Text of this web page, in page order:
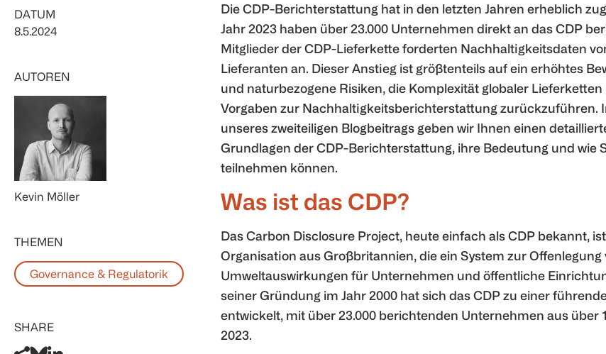
DATUM
8.5.2024
AUTOREN
Kevin Möller
THEMEN
Governance & Regulatorik
SHARE
Die CDP-Berichterstattung hat in den letzten Jahren erheblich
Jahr 2023 haben über 23.000 Unternehmen direkt an das CDP
Mitglieder der CDP-Lieferkette forderten Nachhaltigkeitsdaten
Lieferanten an. Dieser Anstieg ist größtenteils auf ein erhöhtes
und naturbezogene Risiken, die Komplexität globaler
Vorgaben zur Nachhaltigkeitsberichterstattung zurückzuführen.
unseres zweiteiligen Blogbeitrags geben wir Ihnen einen
Grundlagen der CDP-Berichterstattung, ihre Bedeutung und wie
teilnehmen können.
Was ist das CDP?
Das Carbon Disclosure Project, heute einfach als CDP bekannt,
Organisation aus Großbritannien, die ein System zur Offenlegung
Umweltauswirkungen für Unternehmen und öffentliche
seiner Gründung im Jahr 2000 hat sich das CDP zu einer
entwickelt, mit über 23.000 berichtenden Unternehmen aus über
2023.